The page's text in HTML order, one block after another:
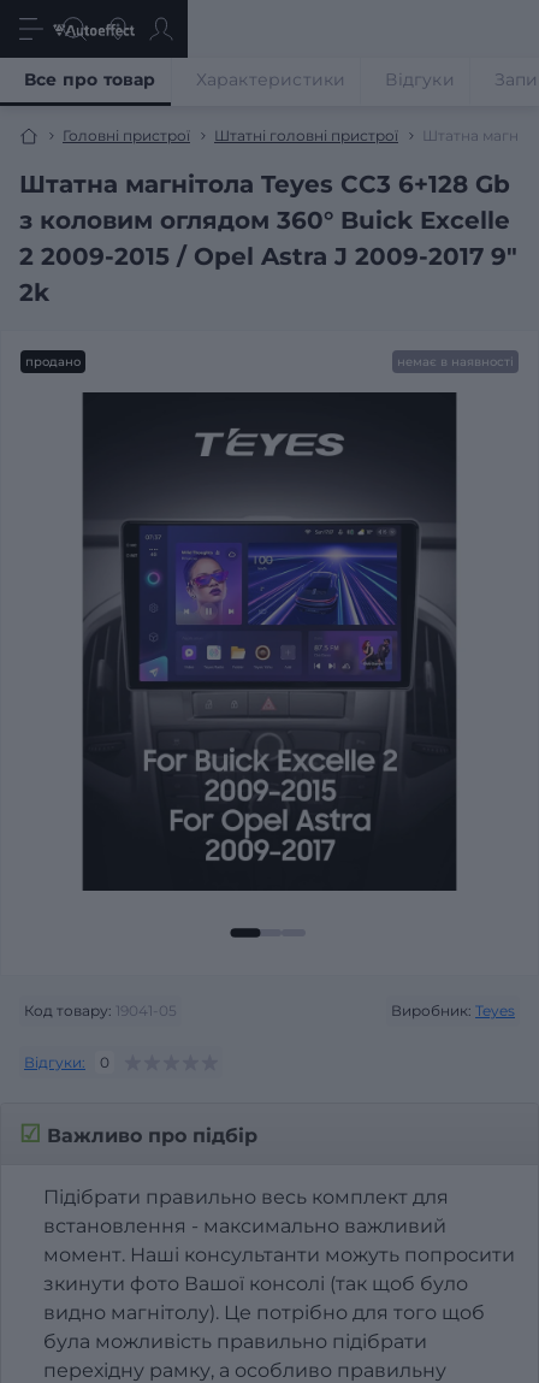
Головні пристрої Штатні головні пристрої Штатна
Штатна магнітола Teyes CC3 6+128 Gb
з коловим оглядом 360° Buick Excelle
2 2009-2015 / Opel Astra J 2009-2017 9"
2k
Все про товар Характеристики Відгуки
продано немає в наявності
Код товару: 19041-05 Виробник: Teyes
Відгуки: 0
☑ Важливо про підбір
Підібрати правильно весь комплект для
встановлення - максимально важливий
момент. Наші консультанти можуть попросити
зкинути фото Вашої консолі (так щоб було
видно магнітолу). Це потрібно для того щоб
була можливість правильно підібрати
перехідну рамку, а особливо правильну